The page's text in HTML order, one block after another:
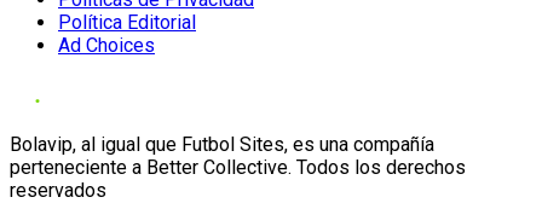
Política Editorial
Ad Choices
Bolavip, al igual que Futbol Sites, es una compañía
perteneciente a Better Collective. Todos los derechos
reservados